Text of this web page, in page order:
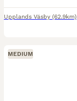
Upplands Väsby (62.9km)
MEDIUM